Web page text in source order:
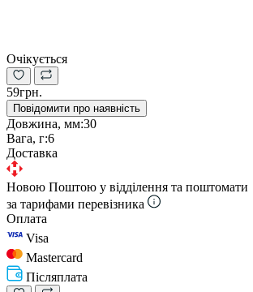
Очікується
59грн.
Повідомити про наявність
Довжина, мм:30
Вага, г:6
Доставка
Новою Поштою у відділення та поштомати
за тарифами перевізника
Оплата
Visa
Mastercard
Післяплата